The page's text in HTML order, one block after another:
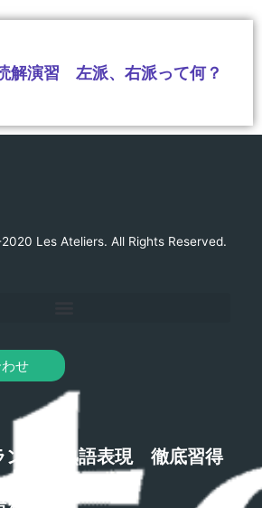
解演習 左派、右派って何？
Les Ateliers. All Rights Reserved.
せ
ンス語熟語表現 徹底習得
強法